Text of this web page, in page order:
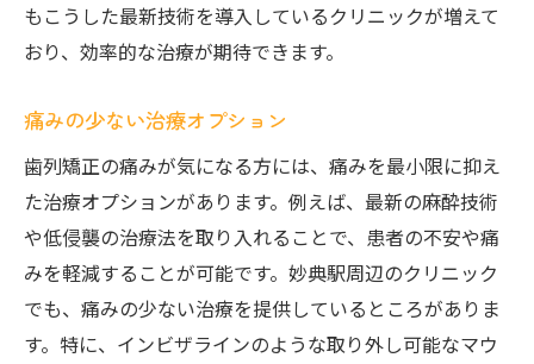
もこうした最新技術を導入しているクリニックが増えて
おり、効率的な治療が期待できます。
痛みの少ない治療オプション
歯列矯正の痛みが気になる方には、痛みを最小限に抑え
た治療オプションがあります。例えば、最新の麻酔技術
や低侵襲の治療法を取り入れることで、患者の不安や痛
みを軽減することが可能です。妙典駅周辺のクリニック
でも、痛みの少ない治療を提供しているところがありま
す。特に、インビザラインのような取り外し可能なマウ